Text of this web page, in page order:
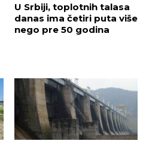
U Srbiji, toplotnih talasa
danas ima četiri puta više
nego pre 50 godina